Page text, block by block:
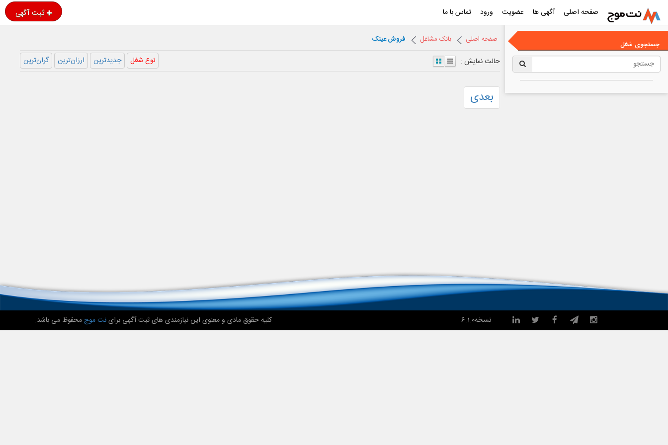
صفحه اصلی آگهی ها عضویت ورود تماس با ما ثبت آگهی
جستجوی شغل صفحه اصلی بانک مشاغل فروش عینک
حالت نمایش : نوع شغل جدیدترین ارزان‌ترین گران‌ترین
بعدی
کلیه حقوق مادی و معنوی این نیازمندی های ثبت آگهی براینت موجمحفوظ می باشد. نسخه6.1.0